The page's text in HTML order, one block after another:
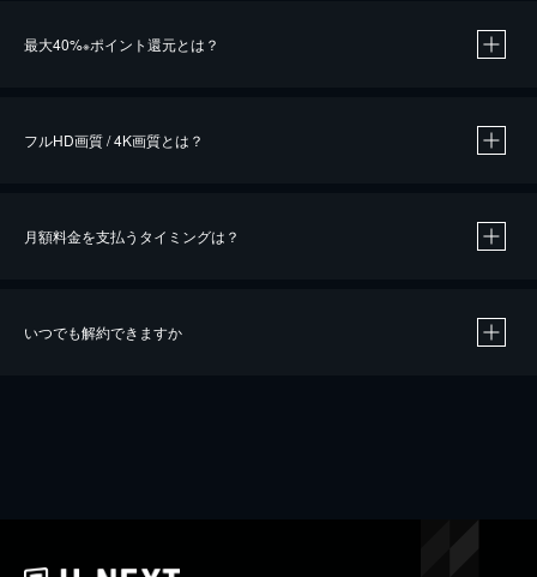
最大40%※ポイント還元とは？
※40％ポイント還元の対象は、クレジットカード決済による作品の購入 / レンタルです。
iOSアプリのUコイン決済による作品の購入 / レンタルは、20％のポイント還元です。
フルHD画質 / 4K画質とは？
月額料金を支払うタイミングは？
いつでも解約できますか